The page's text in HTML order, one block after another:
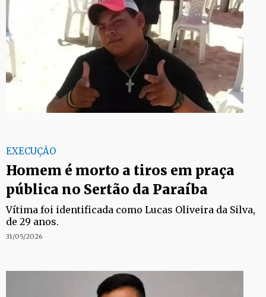
EXECUÇÃO
Homem é morto a tiros em praça
pública no Sertão da Paraíba
Vítima foi identificada como Lucas Oliveira da Silva,
de 29 anos.
31/05/2026